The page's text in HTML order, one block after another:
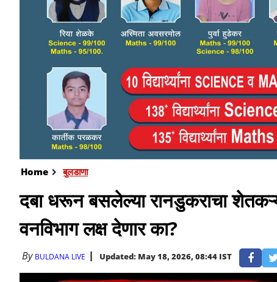
Home बुलडाणा
दबा धरून बसलेल्या रानडुकराचा
वनविभाग लक्ष देणार का?
By BULDANA LIVE Updated: May 18, 2026, 08:44 IST